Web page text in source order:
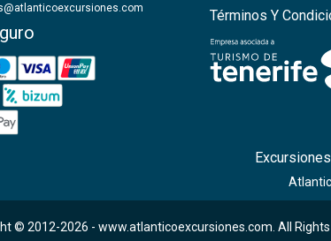
Términos Y
© 2012-2026 - www.atlanticoexcursiones.com. All Rights